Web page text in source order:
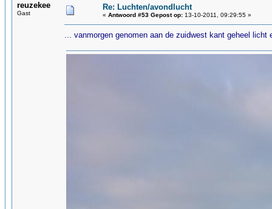
reuzekee
Gast
Re: Luchten/avondlucht
« Antwoord #53 Gepost op: 13-10-2011, 09:29:55 »
... vanmorgen genomen aan de zuidwest kant geheel